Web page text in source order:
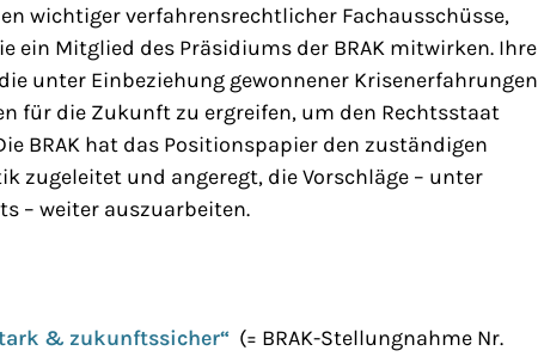
wichtiger verfahrensrechtlicher Fachausschüsse,
ein Mitglied des Präsidiums der BRAK mitwirken. Ihre
unter Einbeziehung gewonnener Krisenerfahrungen
für die Zukunft zu ergreifen, um den Rechtsstaat
BRAK hat das Positionspapier den zuständigen
zugeleitet und angeregt, die Vorschläge – unter
– weiter auszuarbeiten.
& zukunftssicher“ (= BRAK-Stellungnahme Nr.